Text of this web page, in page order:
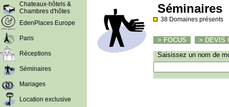
Chateaux-hôtels &
Chambres d'hôtes
EdenPlaces Europe
Paris
Réceptions
Séminaires
Mariages
Location exclusive
Séminaires
38 Domaines présents
> FOCUS
> DEVIS
Saisissez un nom de